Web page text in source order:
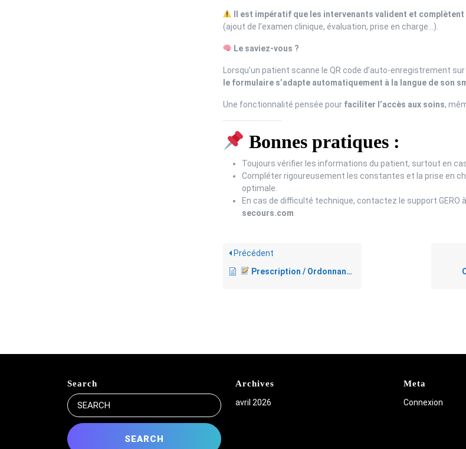
Il est impératif que les intervenants valident et complètent
(ajout de l’examen clinique, évaluation, prise en charge…).
Le saviez-vous ?
Lorsqu’un patient scanne le QR code d’auto-enregistrement
le formulaire s’adapte automatiquement à la langue de son
Une fonctionnalité pensée pour faciliter l’accès aux soins,
Bonnes pratiques :
Toujours vérifier les informations du patient, surtout en
Compléter rigoureusement les constantes et la prise en
optimale.
En cas de difficulté technique, contactez le support GERO à
secours.com
Précédent
Prescription / Ordonnance zéro papier
Search
Search
for:
Archives
avril 2026
Meta
Connexion